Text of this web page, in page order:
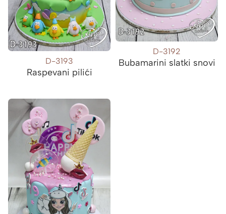
D-3193
Raspevani pilići
D-3192
Bubamarini slatki snovi